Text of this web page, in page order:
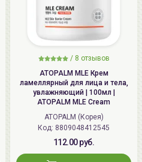
/ 8 отзывов
ATOPALM MLE Крем
ламеллярный для лица и тела,
увлажняющий | 100мл |
ATOPALM MLE Cream
ATOPALM (Корея)
Код: 8809048412545
112.00 руб.